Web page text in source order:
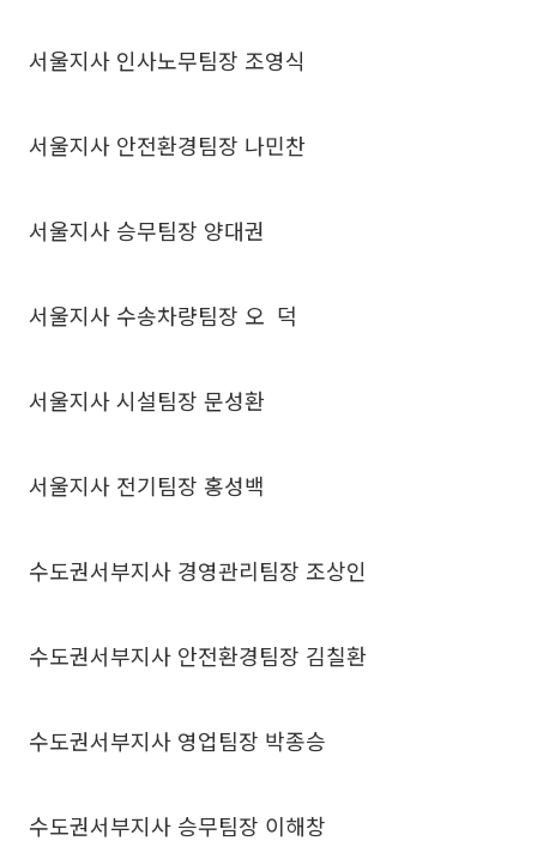
서울지사 인사노무팀장 조영식
서울지사 안전환경팀장 나민찬
서울지사 승무팀장 양대권
서울지사 수송차량팀장 오 덕
서울지사 시설팀장 문성환
서울지사 전기팀장 홍성백
수도권서부지사 경영관리팀장 조상인
수도권서부지사 안전환경팀장 김칠환
수도권서부지사 영업팀장 박종승
수도권서부지사 승무팀장 이해창